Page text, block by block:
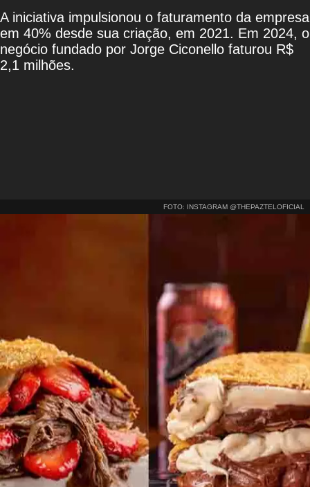
A iniciativa impulsionou o faturamento da empresa
em 40% desde sua criação, em 2021. Em 2024, o
negócio fundado por Jorge Ciconello faturou R$
2,1 milhões.
FOTO: INSTAGRAM @THEPAZTELOFICIAL